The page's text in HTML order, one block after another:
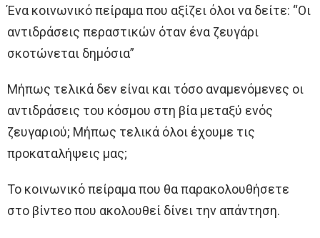
Ένα κοινωνικό πείραμα που αξίζει όλοι να δείτε: “Οι
αντιδράσεις περαστικών όταν ένα ζευγάρι
σκοτώνεται δημόσια”
Μήπως τελικά δεν είναι και τόσο αναμενόμενες οι
αντιδράσεις του κόσμου στη βία μεταξύ ενός
ζευγαριού; Μήπως τελικά όλοι έχουμε τις
προκαταλήψεις μας;
Το κοινωνικό πείραμα που θα παρακολουθήσετε
στο βίντεο που ακολουθεί δίνει την απάντηση.